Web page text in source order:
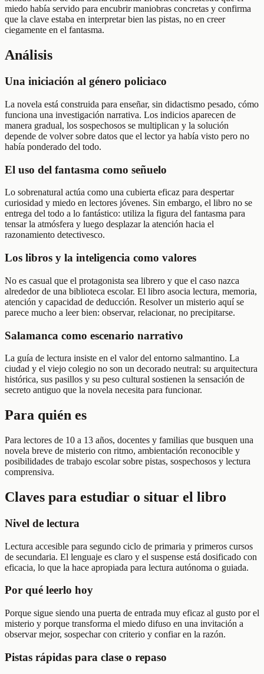
miedo había servido para encubrir maniobras concretas y confirma
que la clave estaba en interpretar bien las pistas, no en creer
ciegamente en el fantasma.
Análisis
Una iniciación al género policiaco
La novela está construida para enseñar, sin didactismo pesado, cómo
funciona una investigación narrativa. Los indicios aparecen de
manera gradual, los sospechosos se multiplican y la solución
depende de volver sobre datos que el lector ya había visto pero no
había ponderado del todo.
El uso del fantasma como señuelo
Lo sobrenatural actúa como una cubierta eficaz para despertar
curiosidad y miedo en lectores jóvenes. Sin embargo, el libro no se
entrega del todo a lo fantástico: utiliza la figura del fantasma para
tensar la atmósfera y luego desplazar la atención hacia el
razonamiento detectivesco.
Los libros y la inteligencia como valores
No es casual que el protagonista sea librero y que el caso nazca
alrededor de una biblioteca escolar. El libro asocia lectura, memoria,
atención y capacidad de deducción. Resolver un misterio aquí se
parece mucho a leer bien: observar, relacionar, no precipitarse.
Salamanca como escenario narrativo
La guía de lectura insiste en el valor del entorno salmantino. La
ciudad y el viejo colegio no son un decorado neutral: su arquitectura
histórica, sus pasillos y su peso cultural sostienen la sensación de
secreto antiguo que la novela necesita para funcionar.
Para quién es
Para lectores de 10 a 13 años, docentes y familias que busquen una
novela breve de misterio con ritmo, ambientación reconocible y
posibilidades de trabajo escolar sobre pistas, sospechosos y lectura
comprensiva.
Claves para estudiar o situar el libro
Nivel de lectura
Lectura accesible para segundo ciclo de primaria y primeros cursos
de secundaria. El lenguaje es claro y el suspense está dosificado con
eficacia, lo que la hace apropiada para lectura autónoma o guiada.
Por qué leerlo hoy
Porque sigue siendo una puerta de entrada muy eficaz al gusto por el
misterio y porque transforma el miedo difuso en una invitación a
observar mejor, sospechar con criterio y confiar en la razón.
Pistas rápidas para clase o repaso